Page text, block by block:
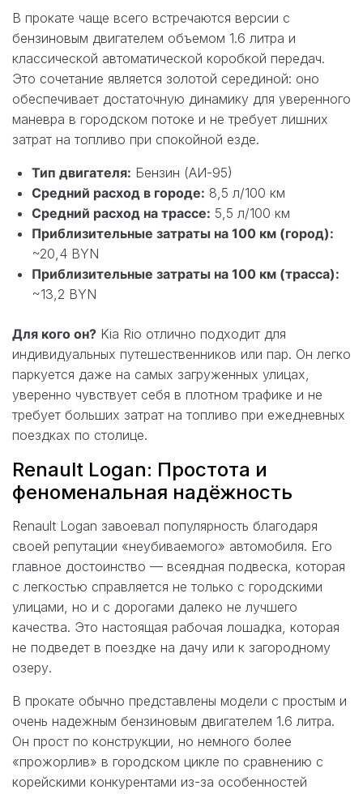
В прокате чаще всего встречаются версии с
бензиновым двигателем объемом 1.6 литра и
классической автоматической коробкой передач.
Это сочетание является золотой серединой: оно
обеспечивает достаточную динамику для уверенного
маневра в городском потоке и не требует лишних
затрат на топливо при спокойной езде.
Тип двигателя: Бензин (АИ-95)
Средний расход в городе: 8,5 л/100 км
Средний расход на трассе: 5,5 л/100 км
Приблизительные затраты на 100 км (город):
~20,4 BYN
Приблизительные затраты на 100 км (трасса):
~13,2 BYN
Для кого он? Kia Rio отлично подходит для
индивидуальных путешественников или пар. Он легко
паркуется даже на самых загруженных улицах,
уверенно чувствует себя в плотном трафике и не
требует больших затрат на топливо при ежедневных
поездках по столице.
Renault Logan: Простота и
феноменальная надёжность
Renault Logan завоевал популярность благодаря
своей репутации «неубиваемого» автомобиля. Его
главное достоинство — всеядная подвеска, которая
с легкостью справляется не только с городскими
улицами, но и с дорогами далеко не лучшего
качества. Это настоящая рабочая лошадка, которая
не подведет в поездке на дачу или к загородному
озеру.
В прокате обычно представлены модели с простым и
очень надежным бензиновым двигателем 1.6 литра.
Он прост по конструкции, но немного более
«прожорлив» в городском цикле по сравнению с
корейскими конкурентами из-за особенностей